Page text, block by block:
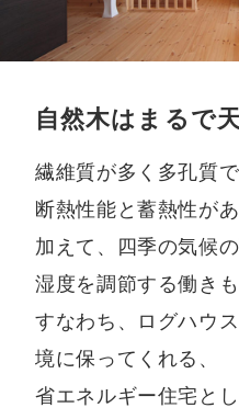
自然木はまるで
繊維質が多く多孔質
断熱性能と蓄熱性があ
加えて、四季の気候
湿度を調節する働きも
すなわち、ログハウ
境に保ってくれる、
省エネルギー住宅と